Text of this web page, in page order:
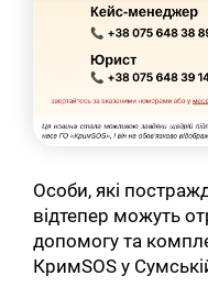
Особи, які
відтепер можуть
допомогу та
КримSOS у